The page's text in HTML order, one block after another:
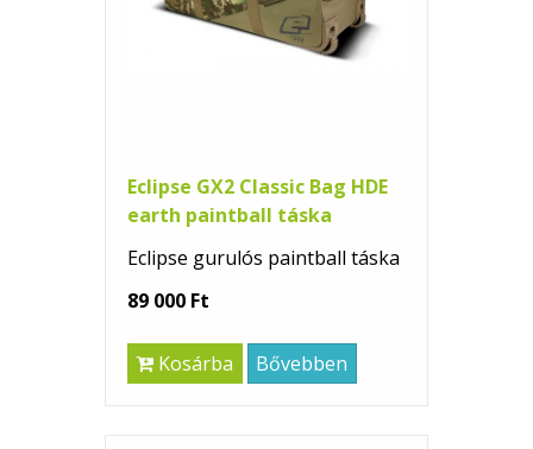
Eclipse GX2 Classic Bag HDE
earth paintball táska
Eclipse gurulós paintball táska
89 000 Ft
Kosárba Bővebben